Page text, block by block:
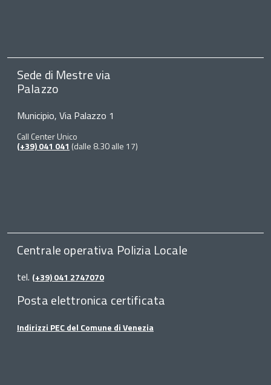
Sede di Mestre via
Palazzo
Municipio, Via Palazzo 1
Call Center Unico
(+39) 041 041 (dalle 8.30 alle 17)
Centrale operativa Polizia Locale
tel. (+39) 041 2747070
Posta elettronica certificata
Indirizzi PEC del Comune di Venezia